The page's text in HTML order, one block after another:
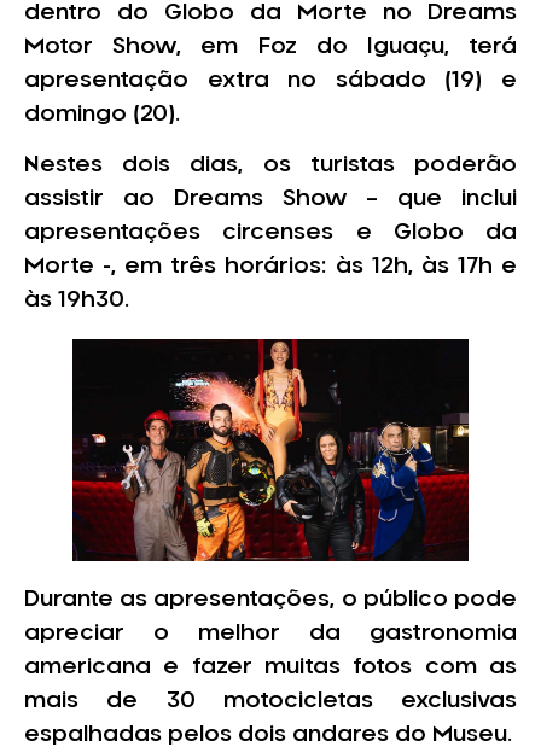
dentro do Globo da Morte no Dreams
Motor Show, em Foz do Iguaçu, terá
apresentação extra no sábado (19) e
domingo (20).
Nestes dois dias, os turistas poderão
assistir ao Dreams Show – que inclui
apresentações circenses e Globo da
Morte -, em três horários: às 12h, às 17h e
às 19h30.
Durante as apresentações, o público pode
apreciar o melhor da gastronomia
americana e fazer muitas fotos com as
mais de 30 motocicletas exclusivas
espalhadas pelos dois andares do Museu.